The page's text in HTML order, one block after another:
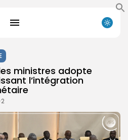
ministres adopte
l’intégration